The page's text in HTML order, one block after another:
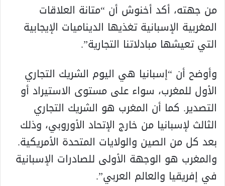
من جهته، أكد أخنوش أن “متانة العلاقات
المغربية الإسبانية تغذيها الديناميات الإيجابية
التي تعيشها مبادلاتنا التجارية”.
وأوضح أن “إسبانيا هي اليوم الشريك التجاري
الأول للمغرب، سواء على مستوى الاستيراد أو
التصدير. كما أن المغرب هو الشريك التجاري
الثالث لإسبانيا من خارج الإتحاد الأوروبي، وذلك
بعد كل من الصين والولايات المتحدة الأمريكية.
والمغرب هو الوجهة الأولى للصادرات الإسبانية
في إفريقيا والعالم العربي”.